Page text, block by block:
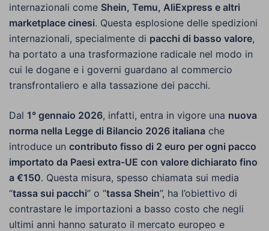
internazionali come Shein, Temu, AliExpress e altri
marketplace cinesi. Questa esplosione delle spedizioni
internazionali, specialmente di pacchi di basso valore,
ha portato a una trasformazione radicale nel modo in
cui le dogane e i governi guardano al commercio
transfrontaliero e alla tassazione dei pacchi.
Dal 1° gennaio 2026, infatti, entra in vigore una nuova
norma nella Legge di Bilancio 2026 italiana che
introduce un contributo fisso di 2 euro per ogni pacco
importato da Paesi extra-UE con valore dichiarato fino
a €150. Questa misura, spesso chiamata sui media
“tassa sui pacchi” o “tassa Shein”, ha l’obiettivo di
contrastare le importazioni a basso costo che negli
ultimi anni hanno saturato il mercato europeo e